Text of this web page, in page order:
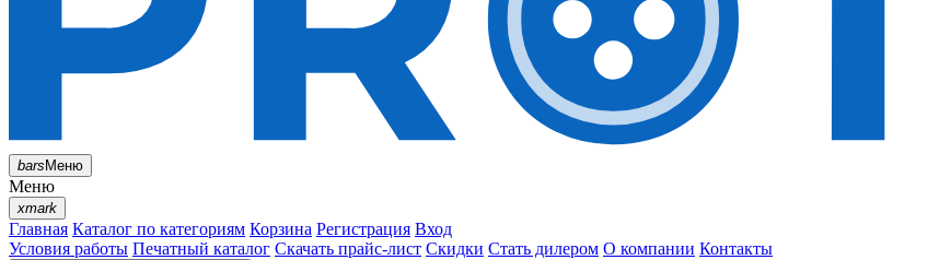
barsМеню
Меню
xmark
Главная Каталог по категориям Корзина Регистрация Вход
Условия работы Печатный каталог Скачать прайс-лист Скидки Стать дилером О компании Контакты